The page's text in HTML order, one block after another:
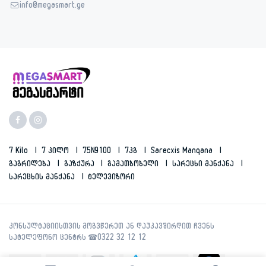
info@megasmart.ge
7 Kilo 7 Კილო 75N9100 7კგ
Sarecxis Manqana
Გაგრილება
Გაზქურა Გამათბობელი
Სარეცხი Მანქანა
Სარეცხის Მანქანა
Ტელევიზორი